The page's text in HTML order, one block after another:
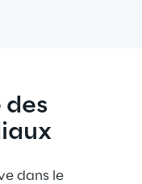
des
dans le